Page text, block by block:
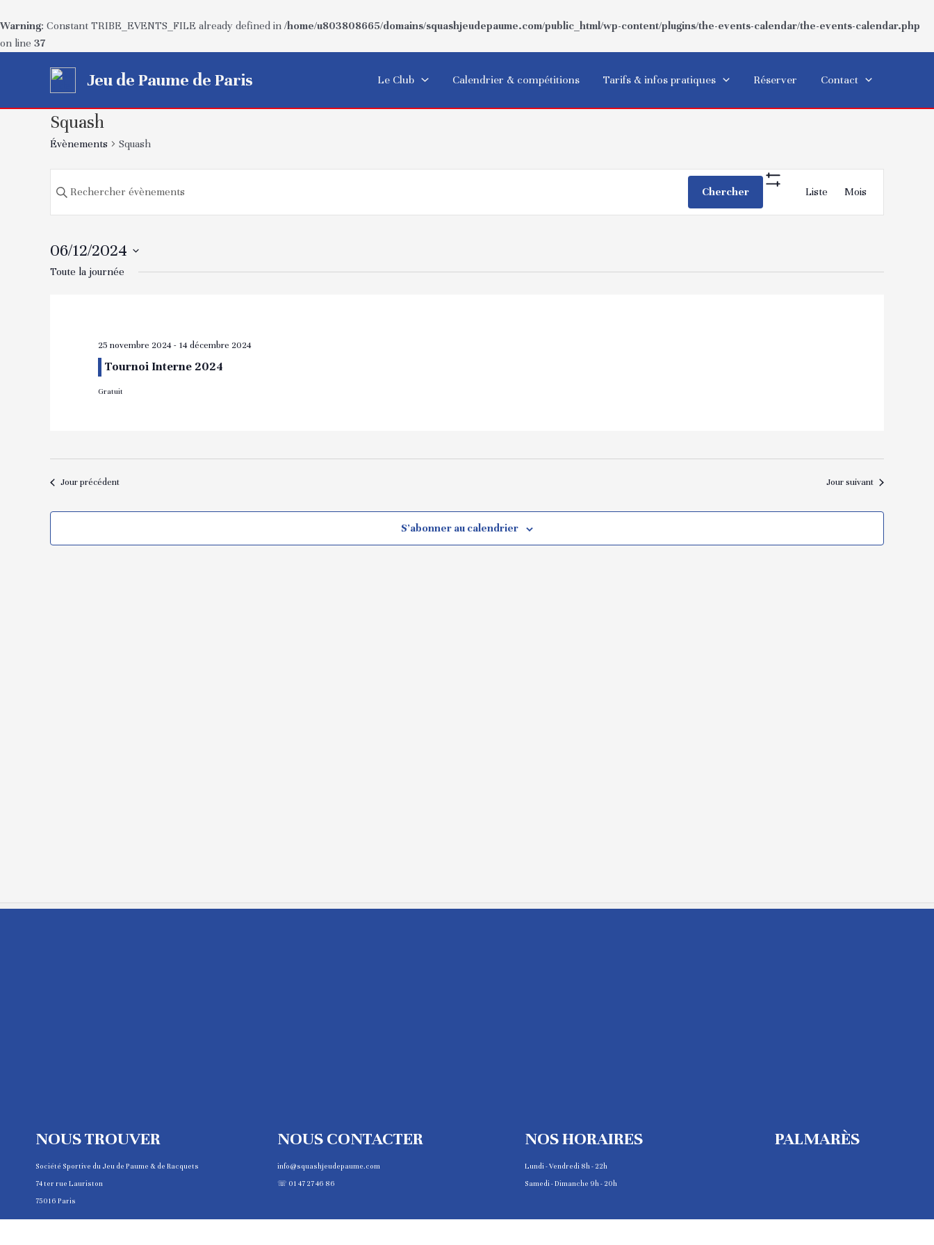
Warning: Constant TRIBE_EVENTS_FILE already defined in /home/u803808665/domains/squashjeudepaume.com/public_html/wp-content/plugins/the-events-calendar/the-events-calendar.php
on line 37
Jeu de Paume de Paris Le Club Calendrier & compétitions Tarifs & infos pratiques Réserver Contact
Squash
Évènements Squash
Recherche
et
navigation
de
Saisir
Évènements
par
Chercher Liste Mois
06/12/2024
Sélectionnez
Toute la journée
25 novembre 2024- 14 décembre 2024
Tournoi Interne 2024
Gratuit
Jour précédent Jour suivant
S’abonner au calendrier
NOUS TROUVER
Société Sportive du Jeu de Paume & de Racquets
74 ter rue Lauriston
75016 Paris
NOUS CONTACTER
info@squashjeudepaume.com
☏ 01 47 27 46 86
NOS HORAIRES
Lundi - Vendredi 8h - 22h
Samedi - Dimanche 9h - 20h
PALMARÈS